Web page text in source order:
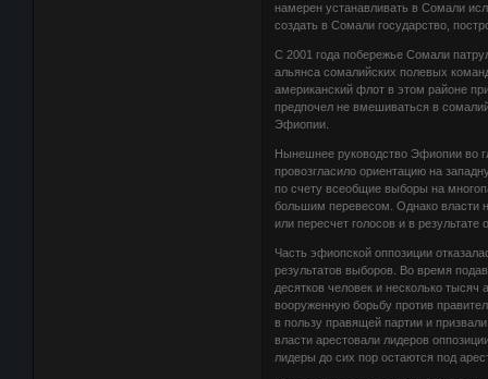
намерен устанавливать в Сомали
создать в Сомали государство,
С 2001 года побережье Сомали
альянса сомалийских полевых
американский флот в этом районе
предпочел не вмешиваться в
Эфиопии.
Нынешнее руководство Эфиопии во
провозгласило ориентацию на
по счету всеобщие выборы на
большим перевесом. Однако власти
или пересчет голосов и в
Часть эфиопской оппозиции
результатов выборов. Во время
десятков человек и несколько
вооруженную борьбу против
в пользу правящей партии и
власти арестовали лидеров
лидеры до сих пор остаются под